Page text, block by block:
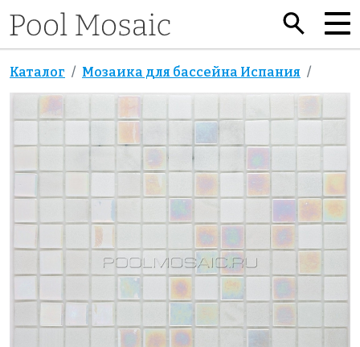
Каталог Мозаика для бассейна Испания